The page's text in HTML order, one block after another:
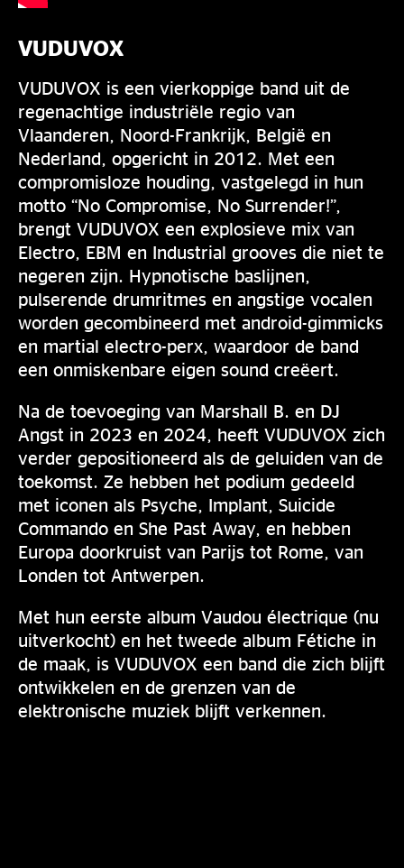
VUDUVOX
VUDUVOX is een vierkoppige band uit de
regenachtige industriële regio van
Vlaanderen, Noord-Frankrijk, België en
Nederland, opgericht in 2012. Met een
compromisloze houding, vastgelegd in hun
motto “No Compromise, No Surrender!”,
brengt VUDUVOX een explosieve mix van
Electro, EBM en Industrial grooves die niet te
negeren zijn. Hypnotische baslijnen,
pulserende drumritmes en angstige vocalen
worden gecombineerd met android-gimmicks
en martial electro-perx, waardoor de band
een onmiskenbare eigen sound creëert.
Na de toevoeging van Marshall B. en DJ
Angst in 2023 en 2024, heeft VUDUVOX zich
verder gepositioneerd als de geluiden van de
toekomst. Ze hebben het podium gedeeld
met iconen als Psyche, Implant, Suicide
Commando en She Past Away, en hebben
Europa doorkruist van Parijs tot Rome, van
Londen tot Antwerpen.
Met hun eerste album Vaudou électrique (nu
uitverkocht) en het tweede album Fétiche in
de maak, is VUDUVOX een band die zich blijft
ontwikkelen en de grenzen van de
elektronische muziek blijft verkennen.